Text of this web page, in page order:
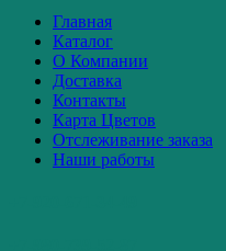
Главная
Каталог
О Компании
Доставка
Контакты
Карта Цветов
Отслеживание заказа
Наши работы